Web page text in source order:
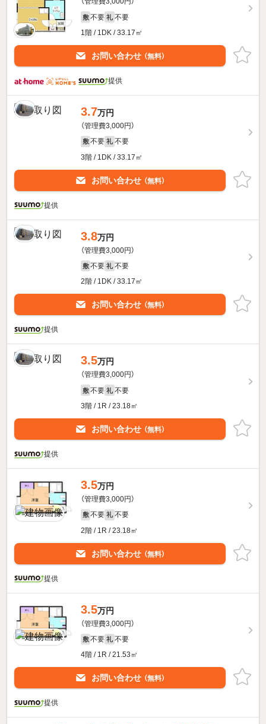
敷 不要 礼 不要
1階 / 1DK / 33.17㎡
お問い合わせ （無料）
提供
3.7万円
（管理費3,000円）
敷 不要 礼 不要
3階 / 1DK / 33.17㎡
お問い合わせ （無料）
提供
3.8万円
（管理費3,000円）
敷 不要 礼 不要
2階 / 1DK / 33.17㎡
お問い合わせ （無料）
提供
3.5万円
（管理費3,000円）
敷 不要 礼 不要
3階 / 1R / 23.18㎡
お問い合わせ （無料）
提供
3.5万円
（管理費3,000円）
敷 不要 礼 不要
2階 / 1R / 23.18㎡
お問い合わせ （無料）
提供
3.5万円
（管理費3,000円）
敷 不要 礼 不要
4階 / 1R / 21.53㎡
お問い合わせ （無料）
提供